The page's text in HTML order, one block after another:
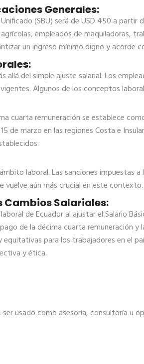
Generales:
(SBU) será de USD 450 a
empleados de maquiladoras,
un ingreso mínimo digno y acorde
del simple ajuste salarial. Los
Algunos de los conceptos
cuarta remuneración se establece
de marzo en las regiones Costa e
laboral. Las sanciones impuestas
vuelve aún más crucial en este contexto.
Cambios Salariales:
de Ecuador al ajustar el Salario
de la décima cuarta remuneración
para los trabajadores en el
y ética.
usado como asesoría, consultoría u